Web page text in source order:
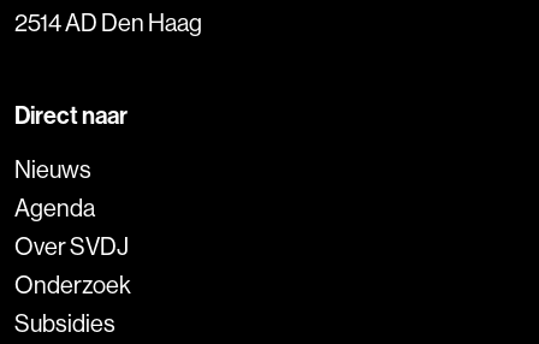
2514 AD Den Haag
Direct naar
Nieuws
Agenda
Over SVDJ
Onderzoek
Subsidies